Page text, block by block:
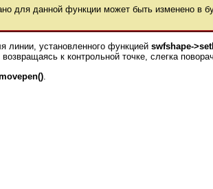
данной функции может быть изменено в
линии, установленного функцией swfshape-
к контрольной точке, слегка